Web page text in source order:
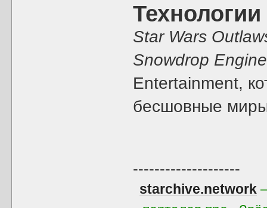
Технологии
Star Wars
Snowdrop Engine
Entertainment,
бесшовные
--------------------
starchive.network